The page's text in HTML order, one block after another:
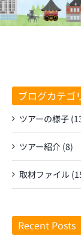
ブログカテゴ
ツアーの様子
ツアー紹介 (8)
取材ファイル
Recent Posts